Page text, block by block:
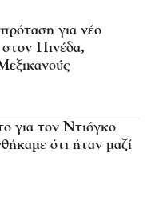
για νέο
στον Πινέδα,
για τον Ντιόγκο
ότι ήταν μαζί